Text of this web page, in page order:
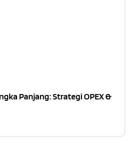
Panjang: Strategi OPEX &